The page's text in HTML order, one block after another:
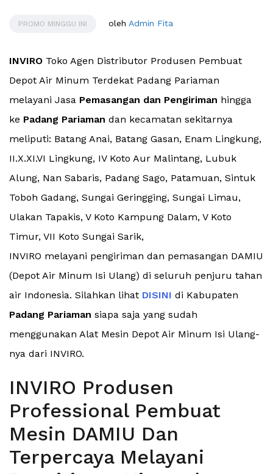
PROMO MINGGU INI oleh Admin Fita
INVIRO Toko Agen Distributor Produsen Pembuat
Depot Air Minum Terdekat Padang Pariaman
melayani Jasa Pemasangan dan Pengiriman hingga
ke Padang Pariaman dan kecamatan sekitarnya
meliputi: Batang Anai, Batang Gasan, Enam Lingkung,
II.X.XI.VI Lingkung, IV Koto Aur Malintang, Lubuk
Alung, Nan Sabaris, Padang Sago, Patamuan, Sintuk
Toboh Gadang, Sungai Geringging, Sungai Limau,
Ulakan Tapakis, V Koto Kampung Dalam, V Koto
Timur, VII Koto Sungai Sarik,
INVIRO melayani pengiriman dan pemasangan DAMIU
(Depot Air Minum Isi Ulang) di seluruh penjuru tahan
air Indonesia. Silahkan lihat DISINI di Kabupaten
Padang Pariaman siapa saja yang sudah
menggunakan Alat Mesin Depot Air Minum Isi Ulang-
nya dari INVIRO.
INVIRO Produsen
Professional Pembuat
Mesin DAMIU Dan
Terpercaya Melayani